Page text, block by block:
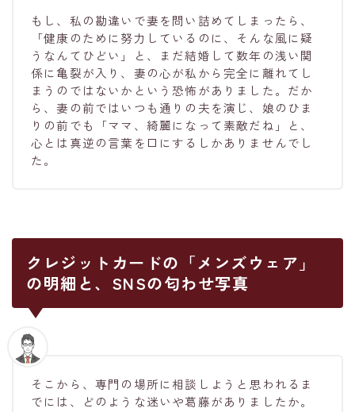
もし、私の勘違いで妻を問い詰めてしまったら、
「健康のために努力しているのに、そんな風に疑
うなんてひどい」と、まだ結婚して数年の浅い関
係に亀裂が入り、妻の心が私から完全に離れてし
まうのではないかという恐怖がありました。だか
ら、妻の前ではいつも通りの夫を演じ、娘のひま
りの前でも「ママ、綺麗になって素敵だね」と、
心とは真逆の言葉を口にするしかありませんでし
た。
クレジットカードの「メンズウェア」
の明細と、SNSの匂わせ写真
そこから、専門の場所に相談しようと思われるま
でには、どのような迷いや葛藤がありましたか。